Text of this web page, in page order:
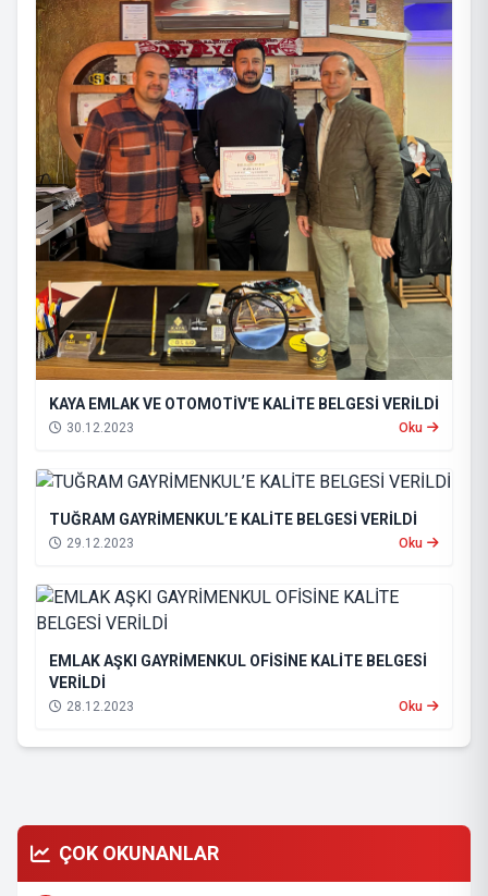
KAYA EMLAK VE OTOMOTİV'E KALİTE BELGESİ VERİLDİ
30.12.2023 Oku
TUĞRAM GAYRİMENKUL’E KALİTE BELGESİ VERİLDİ
29.12.2023 Oku
EMLAK AŞKI GAYRİMENKUL OFİSİNE KALİTE BELGESİ
VERİLDİ
28.12.2023 Oku
ÇOK OKUNANLAR